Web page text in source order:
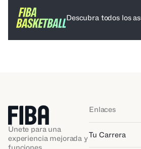
Descubra todos los
Únete para una
experiencia mejorada y
funciones
Enlaces
Tu Carrera